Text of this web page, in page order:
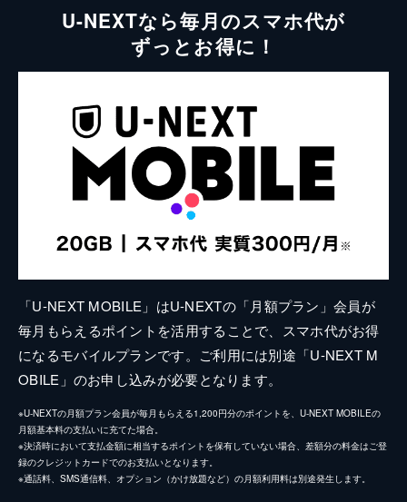
U-NEXTなら毎月のスマホ代が
ずっとお得に！
「U-NEXT MOBILE」はU-NEXTの「月額プラン」会員が
毎月もらえるポイントを活用することで、スマホ代がお得
になるモバイルプランです。ご利用には別途「U-NEXT M
OBILE」のお申し込みが必要となります。
※U-NEXTの月額プラン会員が毎月もらえる1,200円分のポイントを、U-NEXT MOBILEの
月額基本料の支払いに充てた場合。
※決済時において支払金額に相当するポイントを保有していない場合、差額分の料金はご登
録のクレジットカードでのお支払いとなります。
※通話料、SMS通信料、オプション（かけ放題など）の月額利用料は別途発生します。